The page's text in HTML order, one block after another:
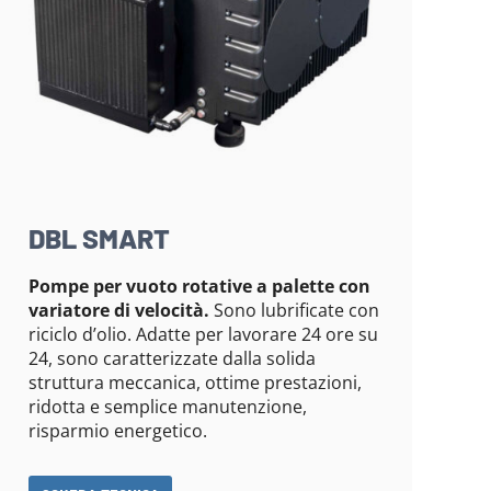
DBL SMART
Pompe per vuoto rotative a palette con
variatore di velocità. Sono lubrificate con
riciclo d’olio. Adatte per lavorare 24 ore su
24, sono caratterizzate dalla solida
struttura meccanica, ottime prestazioni,
ridotta e semplice manutenzione,
risparmio energetico.